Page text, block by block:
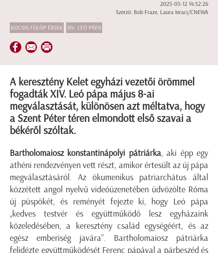
2025-05-12 14:52:26
Szerző: Bob Fraze, Laura Ieraci/CNEWA
KOCSIS FÜLÖP ÉRSEK XIV. LEÓ PÁPA
A keresztény Kelet egyházi vezetői örömmel
fogadták XIV. Leó pápa május 8-ai
megválasztását, különösen azt méltatva, hogy
a Szent Péter téren elmondott első szavai a
békéről szóltak.
Bartholomaiosz konstantinápolyi pátriárka, aki épp egy
athéni rendezvényen vett részt, amikor értesült az új pápa
megválasztásáról. Az ökumenikus patriarchátus által
közzétett angol nyelvű videóüzenetében üdvözölte Róma
új püspökét, és reményét fejezte ki, hogy Leó pápa
„kedves testvér és együttműködő lesz egyházaink
közeledésében, a keresztény család egységéért, és az
egész emberiség javára”. Bartholomaiosz pátriárka
felidézte együttműködését Ferenc pápával a párbeszéd és